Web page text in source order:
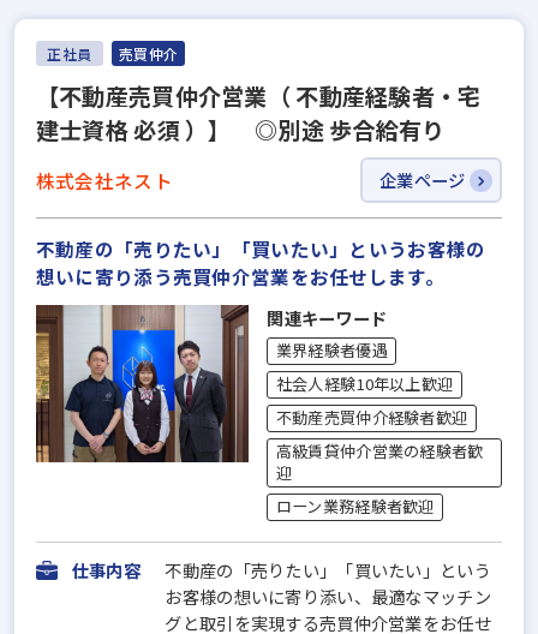
正社員 売買仲介
【不動産売買仲介営業（ 不動産経験者・宅
建士資格 必須 ）】 ◎別途 歩合給有り
株式会社ネスト 企業ページ
不動産の「売りたい」「買いたい」というお客様の
想いに寄り添う売買仲介営業をお任せします。
関連キーワード
業界経験者優遇
社会人経験10年以上歓迎
不動産売買仲介経験者歓迎
高級賃貸仲介営業の経験者歓
迎
ローン業務経験者歓迎
仕事内容
不動産の「売りたい」「買いたい」という
お客様の想いに寄り添い、最適なマッチン
グと取引を実現する売買仲介営業をお任せ